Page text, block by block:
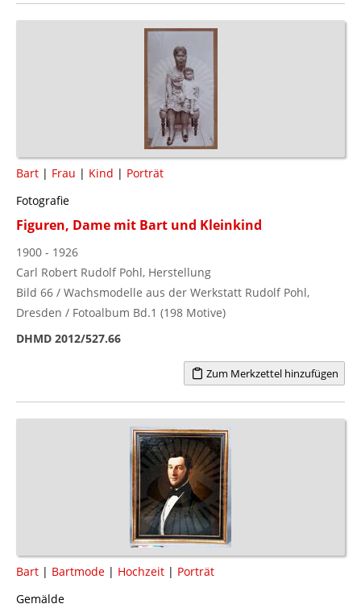
Bart | Frau | Kind | Porträt
Fotografie
Figuren, Dame mit Bart und Kleinkind
1900 - 1926
Carl Robert Rudolf Pohl, Herstellung
Bild 66 / Wachsmodelle aus der Werkstatt Rudolf Pohl,
Dresden / Fotoalbum Bd.1 (198 Motive)
DHMD 2012/527.66
Zum Merkzettel hinzufügen
Bart | Bartmode | Hochzeit | Porträt
Gemälde